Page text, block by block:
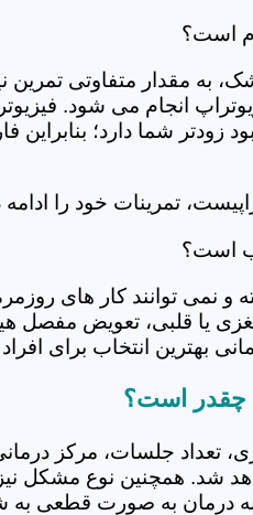
است؟
به مقدار متفاوتی
انجام می شود.
شما دارد؛ بنابراین
تمرینات خود را ادامه
است؟
توانند کار های روزمره
یا قلبی، تعویض مفصل
بهترین انتخاب برای
چقدر است؟
تعداد جلسات، مرکز
شد. همچنین نوع مشکل
درمان به صورت قطعی به